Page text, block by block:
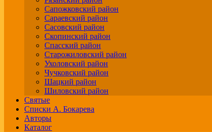
Сапожковский район
Сараевский район
Сасовский район
Скопинский район
Спасский район
Старожиловский район
Ухоловский район
Чучковский район
Шацкий район
Шиловский район
Святые
Списки А. Бокарева
Авторы
Каталог